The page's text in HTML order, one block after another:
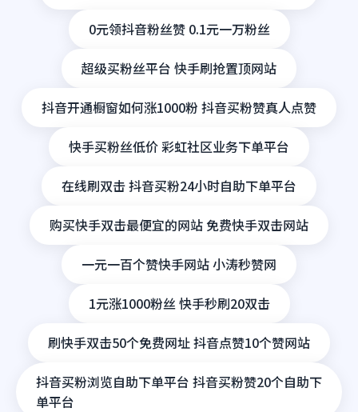
0元领抖音粉丝赞 0.1元一万粉丝
超级买粉丝平台 快手刷抢置顶网站
抖音开通橱窗如何涨1000粉 抖音买粉赞真人点赞
快手买粉丝低价 彩虹社区业务下单平台
在线刷双击 抖音买粉24小时自助下单平台
购买快手双击最便宜的网站 免费快手双击网站
一元一百个赞快手网站 小涛秒赞网
1元涨1000粉丝 快手秒刷20双击
刷快手双击50个免费网址 抖音点赞10个赞网站
抖音买粉浏览自助下单平台 抖音买粉赞20个自助下
单平台